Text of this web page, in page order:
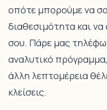
οπότε μπορούμε να
διαθεσιμότητα και
σου. Πάρε μας
αναλυτικό πρόγραμμα,
άλλη λεπτομέρεια
κλείσεις.